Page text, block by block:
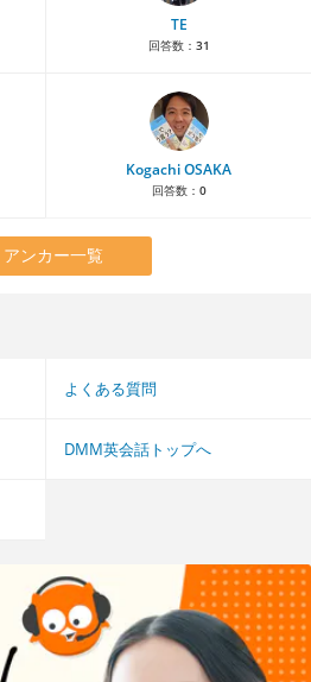
TE
回答数： 31
Kogachi OSAKA
回答数： 0
アンカー一覧
よくある質問
DMM英会話トップへ